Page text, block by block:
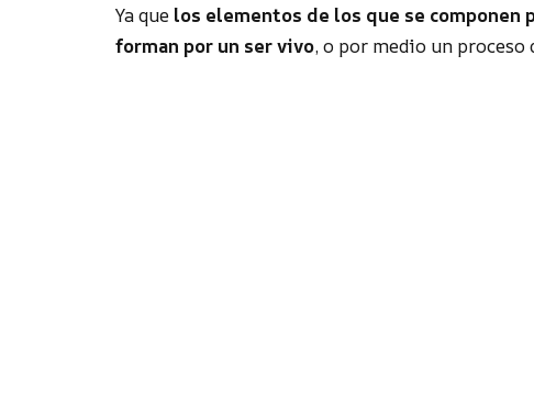
Ya quelos elementos de los que se componen
forman por un ser vivo, o por medio un proceso